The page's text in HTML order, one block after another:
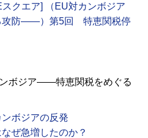
スクエア] （EU対カンボジア
防――）第5回 特恵関税停
ンボジア――特恵関税をめぐる
ボジアの反発
ぜ急増したのか？